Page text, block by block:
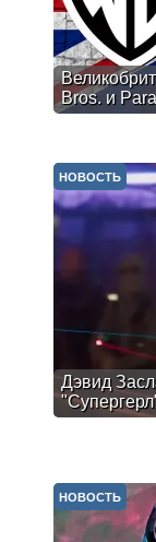
Bros. и
Дэвид
НОВОСТЬ
НОВОСТЬ